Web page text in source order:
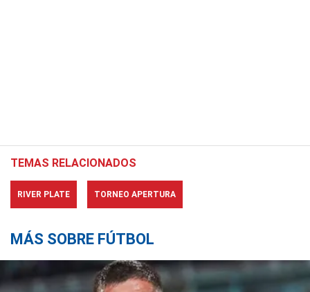
TEMAS RELACIONADOS
RIVER PLATE TORNEO APERTURA
MÁS SOBRE FÚTBOL